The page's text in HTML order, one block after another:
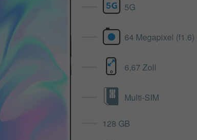
5G
64 Megapixel (f1.6)
6,67 Zoll
Multi-SIM
128 GB